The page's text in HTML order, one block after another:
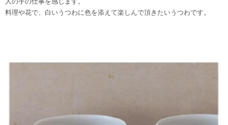
料理や花で、白いうつわに色を添えて楽しんで頂きたいうつわです。